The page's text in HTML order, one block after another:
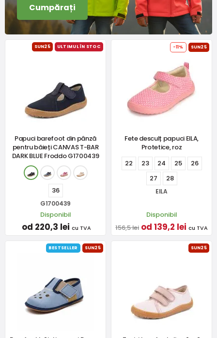
Cumpărați
SUN25 ULTIMUL ÎN STOC
Papuci barefoot din pânză
pentru băieți CANVAS T-BAR
DARK BLUE Froddo G1700439
36
G1700439
Disponibil
od 220,3 lei cu TVA
-11% SUN25
Fete desculț papuci EILA,
Protetice, roz
22
23 24 25
26
27
28
EILA
Disponibil
156,5 lei od 139,2 lei cu TVA
BESTSELLER SUN25 SUN25